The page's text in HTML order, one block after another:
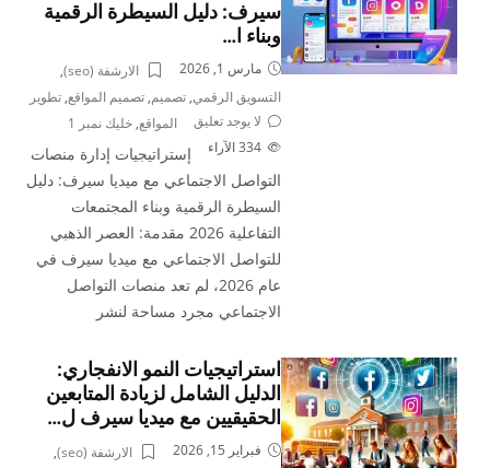
سيرف: دليل السيطرة الرقمية
وبناء ا…
مارس 1, 2026 الارشفة (seo)
,
التسويق الرقمي,تصميم,تصميم المواقع,تطوير
المواقع,خليك نمبر 1
لا يوجد تعليق
334
الآراء
إستراتيجيات إدارة منصات
التواصل الاجتماعي مع ميديا سيرف: دليل
السيطرة الرقمية وبناء المجتمعات
التفاعلية 2026 مقدمة: العصر الذهبي
للتواصل الاجتماعي مع ميديا سيرف في
عام 2026، لم تعد منصات التواصل
الاجتماعي مجرد مساحة لنشر
استراتيجيات النمو الانفجاري:
الدليل الشامل لزيادة المتابعين
الحقيقيين مع ميديا سيرف ل…
فبراير 15, 2026 الارشفة (seo)
,